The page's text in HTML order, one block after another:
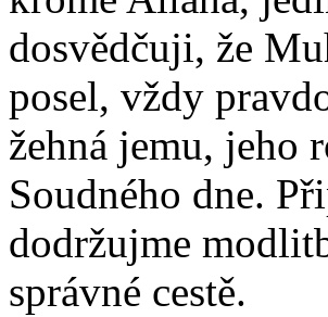
dosvědčuji, že
posel, vždy
žehná jemu, jeho
Soudného dne.
dodržujme
správné cestě.